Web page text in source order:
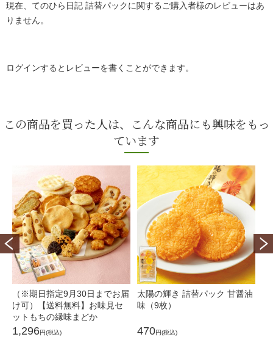
現在、てのひら日記 詰替パックに関するご購入者様のレビューはあ
りません。
ログインするとレビューを書くことができます。
この商品を買った人は、こんな商品にも興味をもっ
ています
（※期日指定9月30日までお届
け可）【送料無料】お味見セ
ットもちの縁味まどか
1,296円(税込)
太陽の輝き 詰替パック 甘醤油
味（9枚）
470円(税込)